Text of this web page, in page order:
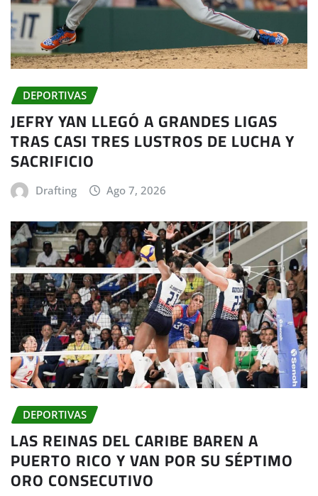
DEPORTIVAS
JEFRY YAN LLEGÓ A GRANDES LIGAS
TRAS CASI TRES LUSTROS DE LUCHA Y
SACRIFICIO
Drafting Ago 7, 2026
DEPORTIVAS
LAS REINAS DEL CARIBE BAREN A
PUERTO RICO Y VAN POR SU SÉPTIMO
ORO CONSECUTIVO